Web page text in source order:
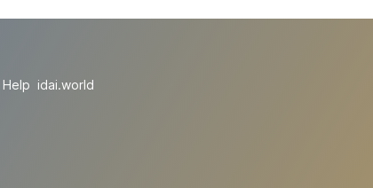
Help idai.world